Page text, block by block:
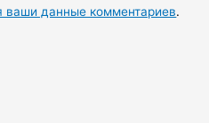
ваши данные комментариев.